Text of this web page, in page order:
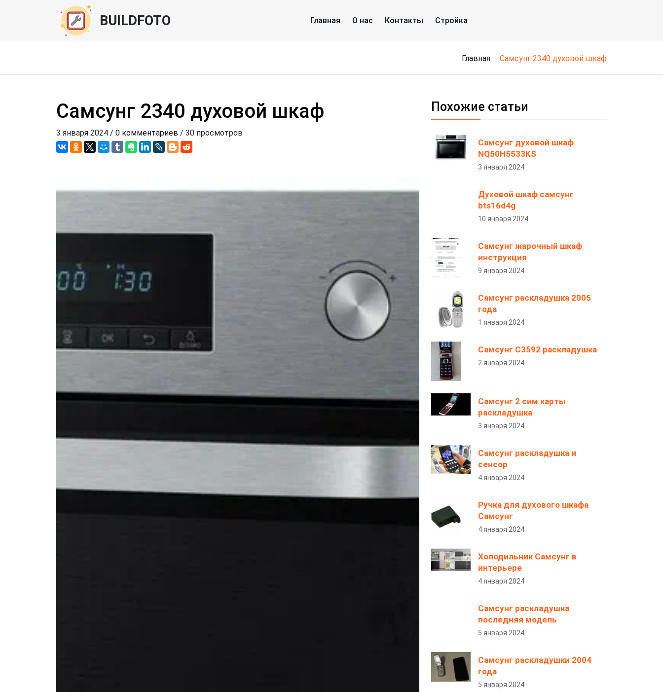
BUILDFOTO Главная О нас Контакты Стройка
Главная самсунг 2340 духовой шкаф
Самсунг 2340 духовой шкаф
3 января 2024 / 0 комментариев / 30 просмотров
Похожие статьи
Самсунг духовой шкаф
NQ50H5533KS
3 января 2024
Духовой шкаф самсунг
bts16d4g
10 января 2024
Самсунг жарочный шкаф
инструкция
9 января 2024
Самсунг раскладушка 2005
года
1 января 2024
Самсунг С3592 раскладушка
2 января 2024
Самсунг 2 сим карты
раскладушка
3 января 2024
Самсунг раскладушка и
сенсор
4 января 2024
Ручка для духового шкафа
Самсунг
4 января 2024
Холодильник Самсунг в
интерьере
4 января 2024
Самсунг раскладушка
последняя модель
5 января 2024
Самсунг раскладушки 2004
года
5 января 2024